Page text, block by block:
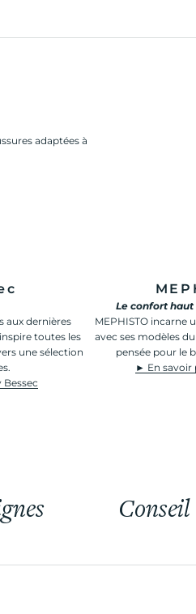
adaptées à
aux dernières
toutes les
une sélection
Bessec
Le confort
MEPHISTO incarne
avec ses modèles
pensée pour le
► En savoir